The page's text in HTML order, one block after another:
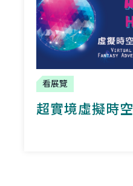
看展覽
超實境虛擬時